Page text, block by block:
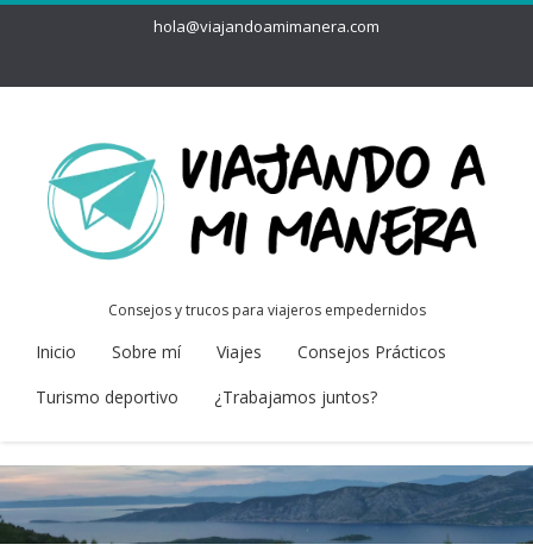
hola@viajandoamimanera.com
Consejos y trucos para viajeros empedernidos
Inicio Sobre mí Viajes
Consejos Prácticos
Turismo deportivo
¿Trabajamos juntos?